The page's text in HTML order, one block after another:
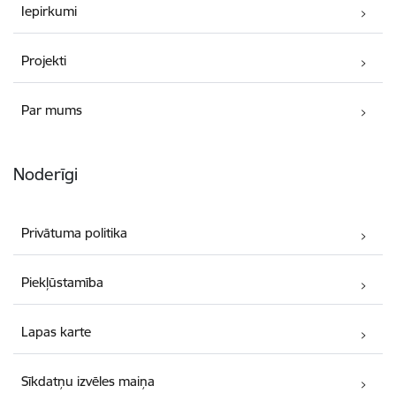
Iepirkumi
Projekti
Par mums
Noderīgi
Privātuma politika
Piekļūstamība
Lapas karte
Sīkdatņu izvēles maiņa